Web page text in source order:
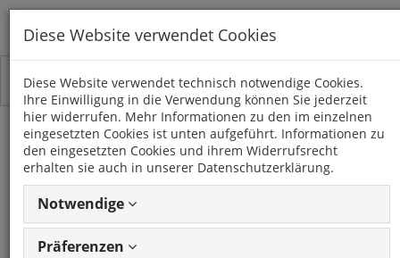
Toggle
navigation
Kategorien
Lautsprechergitter Satz
70mm 2-teilig schwarz
Kunststoffring
Diese Website verwendet Cookies
Diese Website verwendet technisch notwendige Cookies.
Ihre Einwilligung in die Verwendung können Sie jederzeit
hier widerrufen. Mehr Informationen zu den im einzelnen
eingesetzten Cookies ist unten aufgeführt. Informationen zu
den eingesetzten Cookies und ihrem Widerrufsrecht
erhalten sie auch in unserer Datenschutzerklärung.
Notwendige
Präferenzen